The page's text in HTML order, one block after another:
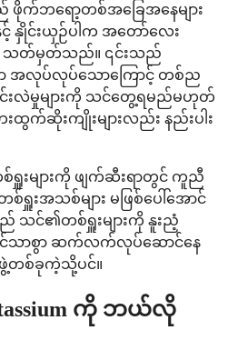
သည် ဖိုက်ဘရော့တစ်အခြေအနေများ
နှိုင်းယှဉ်ပါက အတော်လေး
ြစ် သတ်မှတ်သည်။ ၎င်းသည်
စွာ အလုပ်လုပ်သောကြောင့် တစ်ည
းလဲမှုများကို သင်တွေ့ရမည်မဟုတ်
ထွက်ဆိုးကျိုးများလည်း နည်းပါး
ရှူးများကို ဖျက်ဆီးရာတွင် ကူညီ
စ်ရှူးအသစ်များ မဖြစ်ပေါ်အောင်
သင်၏တစ်ရှူးများကို နူးညံ့
င်သာစွာ ဆက်လက်လုပ်ဆောင်နေ
ဖွဲ့တစ်ခုကဲ့သို့ပင်။
ကို ဘယ်လို